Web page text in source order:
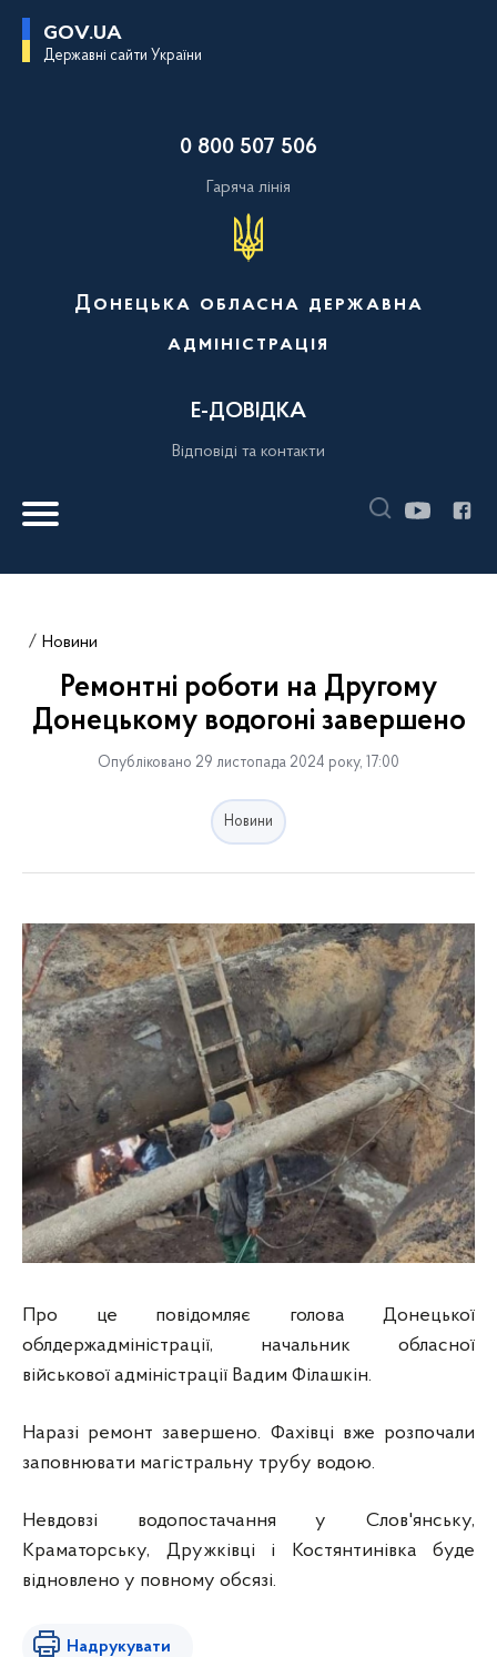
GOV.UA
Державні сайти України
0 800 507 506
Гаряча лінія
Донецька обласна державна
адміністрація
Е-ДОВІДКА
Відповіді та контакти
Новини
Ремонтні роботи на Другому
Донецькому водогоні завершено
Опубліковано 29 листопада 2024 року, 17:00
Новини
Про це повідомляє голова Донецької
облдержадміністрації, начальник обласної
військової адміністрації Вадим Філашкін.
Наразі ремонт завершено. Фахівці вже розпочали
заповнювати магістральну трубу водою.
Невдовзі водопостачання у Слов'янську,
Краматорську, Дружківці і Костянтинівка буде
відновлено у повному обсязі.
Надрукувати